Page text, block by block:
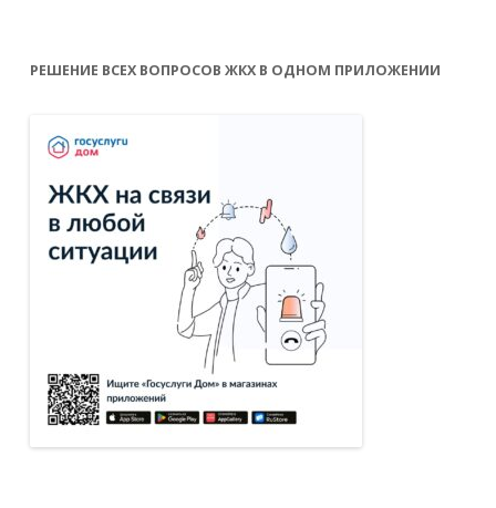
РЕШЕНИЕ ВСЕХ ВОПРОСОВ ЖКХ В ОДНОМ ПРИЛОЖЕНИИ